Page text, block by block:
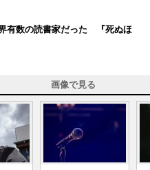
有数の読書家だった 『死ぬほ
画像で見る